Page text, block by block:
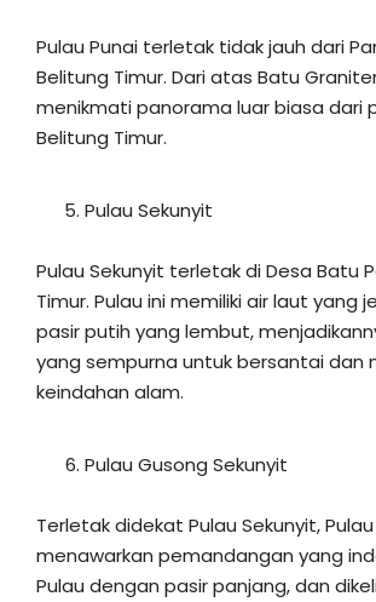
Pulau Punai terletak tidak jauh dari
Belitung Timur. Dari atas Batu
menikmati panorama luar biasa dari
Belitung Timur.
Pulau Sekunyit
Pulau Sekunyit terletak di Desa Batu
Timur. Pulau ini memiliki air laut yang
pasir putih yang lembut,
yang sempurna untuk bersantai dan
keindahan alam.
Pulau Gusong Sekunyit
Terletak didekat Pulau Sekunyit,
menawarkan pemandangan yang
Pulau dengan pasir panjang, dan